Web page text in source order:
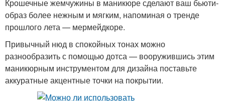
Крошечные жемчужины в маникюре сделают ваш бьюти-
образ более нежным и мягким, напоминая о тренде
прошлого лета — мермейдкоре.
Привычный нюд в спокойных тонах можно
разнообразить с помощью дотса — вооружившись этим
маникюрным инструментом для дизайна поставьте
аккуратные акцентные точки на покрытии.